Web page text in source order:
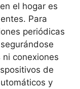
el hogar es
Para
periódicas
conexiones
de
y